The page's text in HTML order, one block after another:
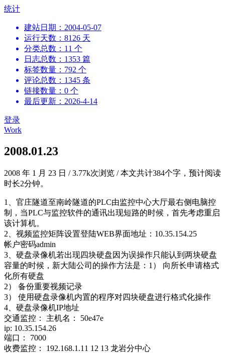
跳
统计
建站日期：2004-05-07
运行天数：8126 天
分类总数：11 个
日志总数：1353 篇
标签数量：792 个
评论总数：1345 条
链接数量：0 个
最后更新：2026-4-14
登录
Work
2008.01.23
2008 年 1 月 23 日 /3.77k次浏览 /本文共计384个字，预计阅读
时长2分钟。
1、官庄隧道至南岭隧道的PLC由监控中心大厅最右侧电脑控
制，当PLC与监控软件的通讯出现短路的时候，首先考虑重启
该计算机。
2、视频监控矩阵设置登陆WEB界面地址：10.35.154.25
帐户密码admin
3、硬盘录像机若出现四块硬盘因为误操作只能认到两块硬盘
容量的时候，新大陆公司的操作方法是：1） 向所长申请格式
化所有硬盘
2） 备份重要视频记录
3） 使用硬盘录像机内置的程序对四块硬盘进行格式化操作
4、硬盘录像机IP地址
交通监控： 主机名： 50e47e
ip: 10.35.154.26
端口： 7000
收费监控： 192.168.1.11 12 13 龙岩分中心